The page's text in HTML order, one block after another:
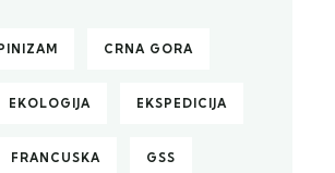
CRNA GORA
EKOLOGIJA EKSPEDICIJA
FRANCUSKA GSS